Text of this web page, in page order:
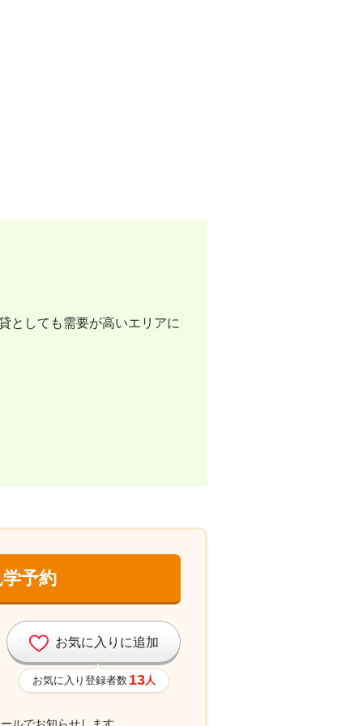
としても需要が高いエリアに
学予約
お気に入りに追加
お気に入り登録者数 13人